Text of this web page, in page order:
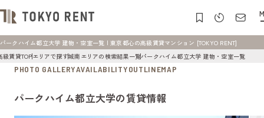
パークハイム都立大学 建物・空室一覧 | 東京都心の高級賃貸マンション [TOKYO RENT]
級賃貸TOPエリアで探す城南エリアの検索結果一覧パークハイム都立大学 建物・空室一覧
PHOTO GALLERYAVAILABILITYOUTLINEMAP
パークハイム都立大学の賃貸情報